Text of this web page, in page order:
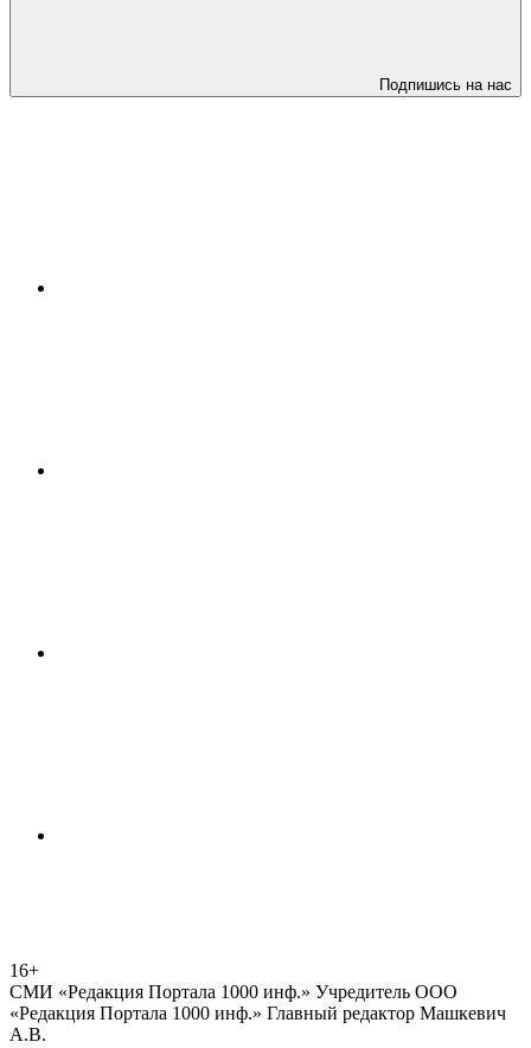
Подпишись на нас
16+
СМИ «Редакция Портала 1000 инф.» Учредитель ООО
«Редакция Портала 1000 инф.» Главный редактор Машкевич
А.В.